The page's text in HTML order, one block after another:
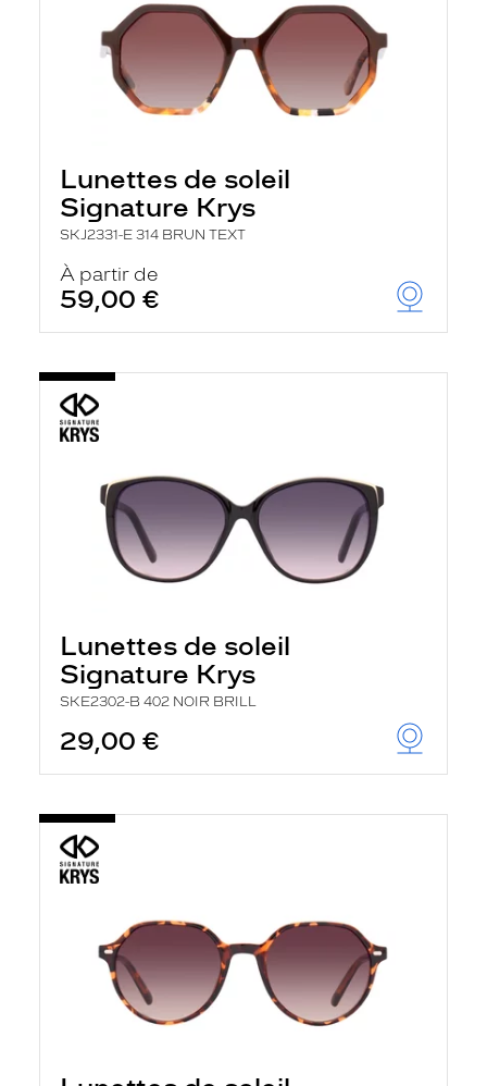
Lunettes de soleil
Signature Krys
SKJ2331-E 314 BRUN TEXT
À partir de
59,00 €
Lunettes de soleil
Signature Krys
SKE2302-B 402 NOIR BRILL
29,00 €